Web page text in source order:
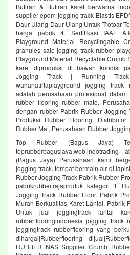
Butiran & Butiran karet berwarna
supplier epdm jogging track Elastis
Daur Ulang Daur Ulang Untuk Trotoar
harga pabrik 4. Sertifikasi IAAF
Playground Material Recyclingable
granules sale jogging track rubber
Playground Material Recyclable Crumb
karet diproduksi di bawah kondisi
Jogging Track | Running Track
wahanatirtaplayground jogging
adalah perusahaan profesional
rubber flooring rubber mate.
dengan rubber Pabrik Rubber Jogging
Produksi Rubber Flooring,
Rubber Mat, Perusahaan Rubber
Top Rubber (Bagus Jaya)
(Bagus Jaya) Perusahaan kami
jogging track, tempat bermain air di
Rubber Jogging Track Pabrik Rubber
pabrikrubber.rajaproduk kategori 1
Jogging Track Rubber Floor. Pabrik
Murah Berkualitas Karet Lantai. Pabrik
Untuk jual joggingtrack lantai
rubberflooringindonesia jogging track
joggingtrack rubberflooring yang
dihargai|Rubberflooring
RUBBER NAS Supplier Crumb